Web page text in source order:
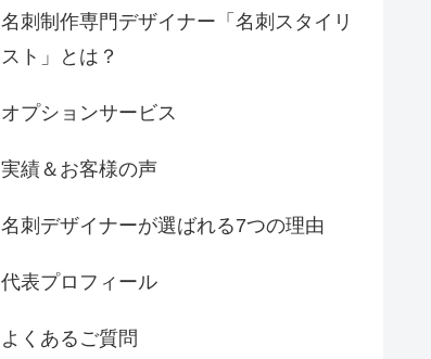
名刺制作専門デザイナー「名刺スタイリ
スト」とは？
オプションサービス
実績＆お客様の声
名刺デザイナーが選ばれる7つの理由
代表プロフィール
よくあるご質問